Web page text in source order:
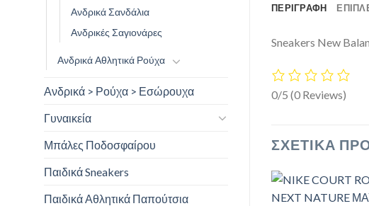
Ανδρικά Σανδάλια
Ανδρικές Σαγιονάρες
Ανδρικά Αθλητικά Ρούχα
Ανδρικά > Ρούχα > Εσώρουχα
Γυναικεία
Μπάλες Ποδοσφαίρου
Παιδικά Sneakers
Παιδικά Αθλητικά Παπούτσια
ΠΕΡΙΓΡΑΦΉ
Sneakers New
0/5 (0 Reviews)
ΣΧΕΤΙΚΆ